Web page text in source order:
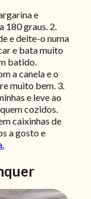
e
180 graus. 2.
e deite-o numa
e bata muito
batido.
a canela e o
muito bem. 3.
e leve ao
cozidos.
caixinhas de
a gosto e